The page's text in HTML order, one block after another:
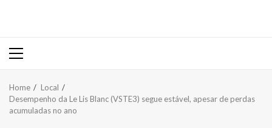
Primary
Home
Local
Desempenho da Le Lis Blanc (VSTE3) segue estável, apesar de perdas
acumuladas no ano